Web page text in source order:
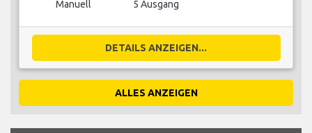
Manuell 5 Ausgang
DETAILS ANZEIGEN...
ALLES ANZEIGEN